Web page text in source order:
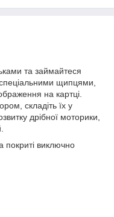
та займайтеся
щипцями,
на картці.
складіть їх у
дрібної моторики,
покриті виключно